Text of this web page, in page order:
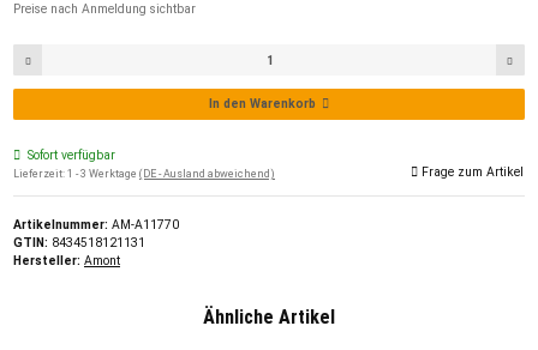
Preise nach Anmeldung sichtbar
In den Warenkorb
Sofort verfügbar
Lieferzeit: 1 - 3 Werktage (DE - Ausland abweichend) Frage zum Artikel
Artikelnummer: AM-A11770
GTIN: 8434518121131
Hersteller: Amont
Ähnliche Artikel